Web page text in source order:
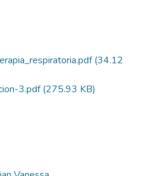
(34.12
3.pdf(275.93 KB)